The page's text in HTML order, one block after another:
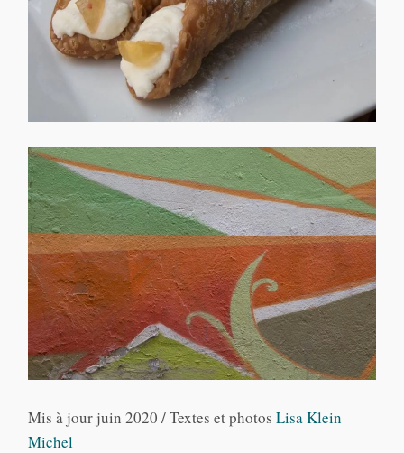
Mis à jour juin 2020 / Textes et photos Lisa Klein
Michel